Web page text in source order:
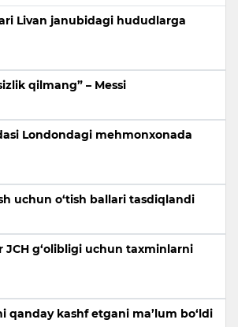
Livan janubidagi hududlarga
qilmang” – Messi
Londondagi mehmonxonada
uchun o‘tish ballari tasdiqlandi
JCH g‘olibligi uchun taxminlarni
qanday kashf etgani ma’lum bo‘ldi